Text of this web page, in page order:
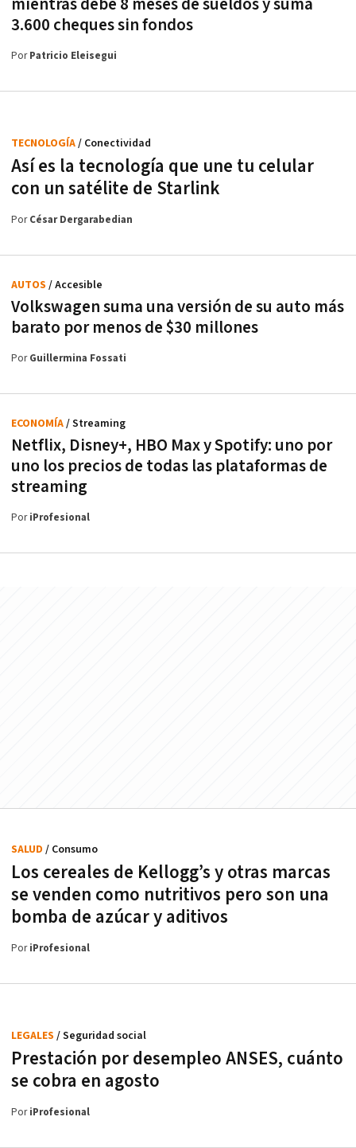
mientras debe 8 meses de sueldos y suma
3.600 cheques sin fondos
PorPatricio Eleisegui
Así es la tecnología que une tu celular
con un satélite de Starlink
TECNOLOGÍA/ Conectividad
PorCésar Dergarabedian
Volkswagen suma una versión de su auto más
barato por menos de $30 millones
AUTOS / Accesible
PorGuillermina Fossati
Netflix, Disney+, HBO Max y Spotify: uno por
uno los precios de todas las plataformas de
streaming
ECONOMÍA/ Streaming
PoriProfesional
Los cereales de Kellogg’s y otras marcas
se venden como nutritivos pero son una
bomba de azúcar y aditivos
SALUD / Consumo
PoriProfesional
Prestación por desempleo ANSES, cuánto
se cobra en agosto
LEGALES / Seguridad social
PoriProfesional